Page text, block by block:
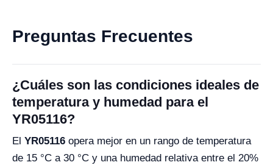
Preguntas Frecuentes
¿Cuáles son las condiciones ideales de
temperatura y humedad para el
YR05116?
El YR05116 opera mejor en un rango de temperatura
de 15 °C a 30 °C y una humedad relativa entre el 20%